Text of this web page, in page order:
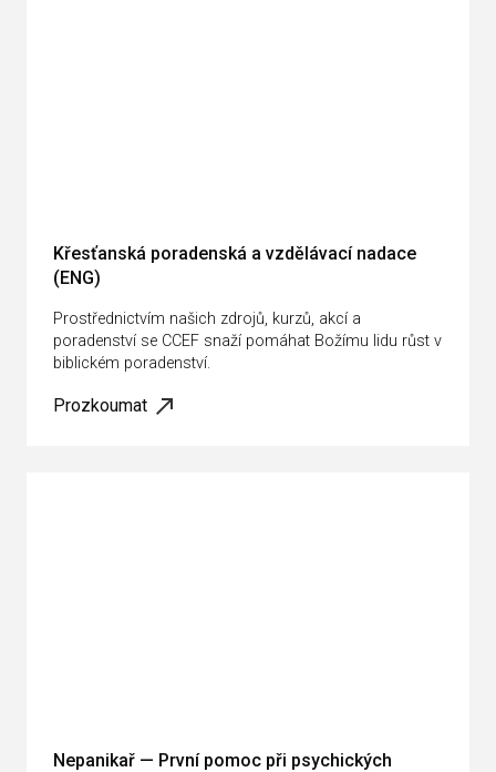
Křesťanská poradenská a vzdělávací nadace
(ENG)
Prostřednictvím našich zdrojů, kurzů, akcí a
poradenství se CCEF snaží pomáhat Božímu lidu růst v
biblickém poradenství.
Prozkoumat
Nepanikař — První pomoc při psychických